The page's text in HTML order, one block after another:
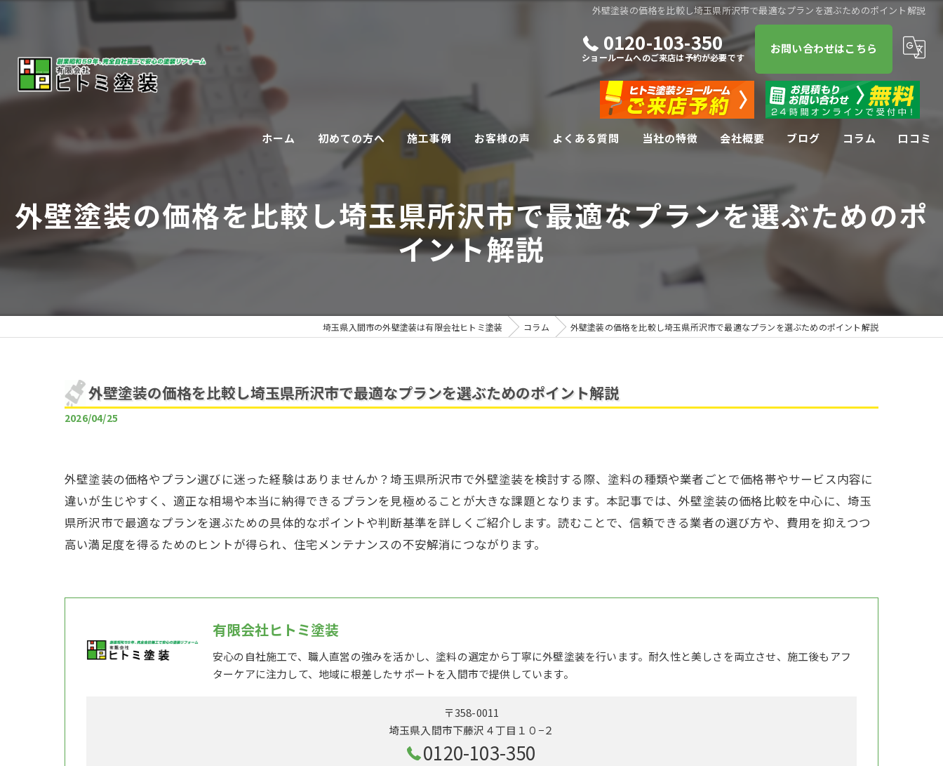
外壁塗装の価格を比較し埼玉県所沢市で最適なプランを選ぶためのポイント解説
0120-103-350
ショールームへのご来店は予約が必要です
お問い合わせはこちら
ホーム 初めての方へ 施工事例
外壁・屋根リフォーム
その他リフォーム
お客様の声 よくある質問 当社の特徴
屋根
リフォーム
雨漏り
会社概要 ブログ コラム 口コミ
外壁塗装の価格を比較し埼玉県所沢市で最適なプランを選ぶためのポ
イント解説
埼玉県入間市の外壁塗装は有限会社ヒトミ塗装 コラム 外壁塗装の価格を比較し埼玉県所沢市で最適なプランを選ぶためのポイント解説
外壁塗装の価格を比較し埼玉県所沢市で最適なプランを選ぶためのポイント解説
2026/04/25
外壁塗装の価格やプラン選びに迷った経験はありませんか？埼玉県所沢市で外壁塗装を検討する際、塗料の種類や業者ごとで価格帯やサービス内容に
違いが生じやすく、適正な相場や本当に納得できるプランを見極めることが大きな課題となります。本記事では、外壁塗装の価格比較を中心に、埼玉
県所沢市で最適なプランを選ぶための具体的なポイントや判断基準を詳しくご紹介します。読むことで、信頼できる業者の選び方や、費用を抑えつつ
高い満足度を得るためのヒントが得られ、住宅メンテナンスの不安解消につながります。
有限会社ヒトミ塗装
安心の自社施工で、職人直営の強みを活かし、塗料の選定から丁寧に外壁塗装を行います。耐久性と美しさを両立させ、施工後もアフ
ターケアに注力して、地域に根差したサポートを入間市で提供しています。
〒358-0011
埼玉県入間市下藤沢４丁目１０−２
0120-103-350